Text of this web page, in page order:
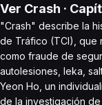
Ver Crash ·
"Crash" describe la
de Tráfico (TCI), que
como fraude de
autolesiones, leka,
Yeon Ho, un
de la investigación